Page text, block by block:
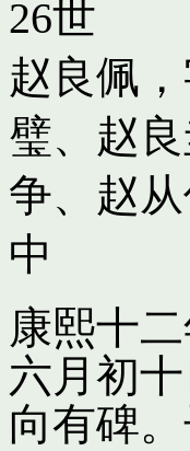
26世
赵良佩
璧、 赵
争、 赵
中
康熙十
六月初
向有碑。